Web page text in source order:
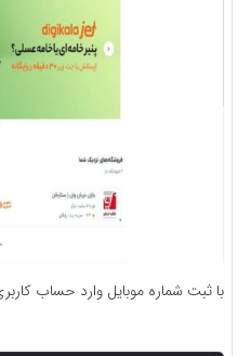
با ثبت شماره موبایل وارد حساب